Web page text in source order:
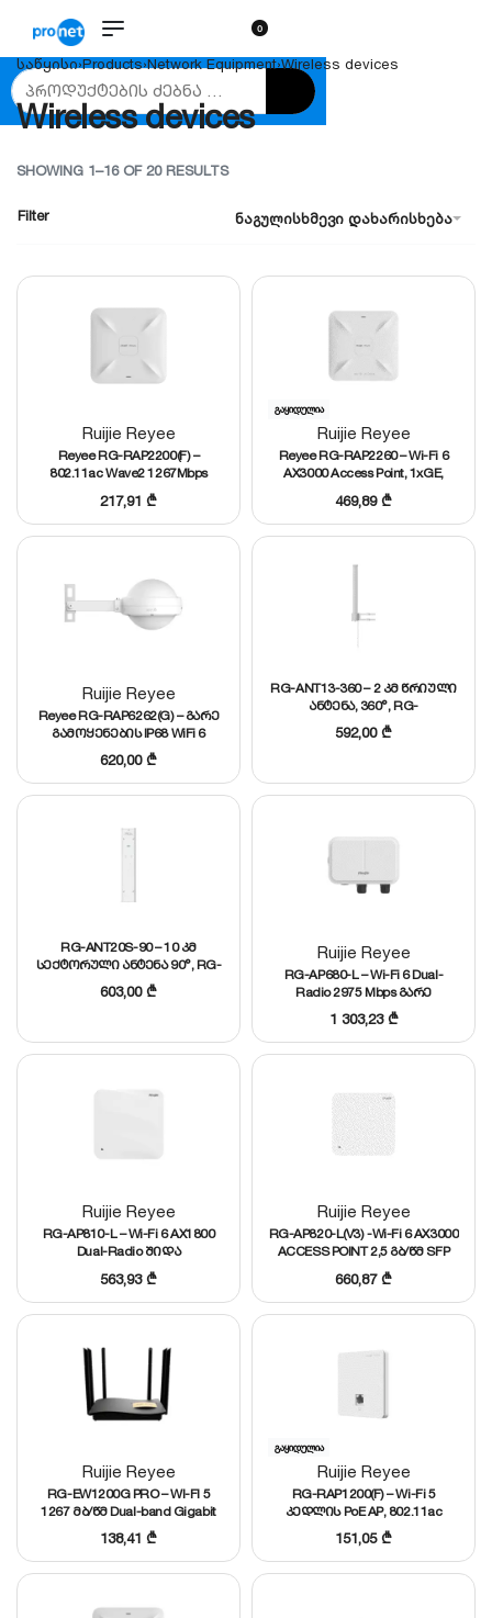
0
საწყისი›Products›Network Equipment›Wireless devices
Wireless devices
SHOWING 1–16 OF 20 RESULTS
ნაგულისხმევი დახარისხება
Filter
Ruijie Reyee
Reyee RG-RAP2200(F) –
802.11ac Wave2 1267Mbps
Access Point, 2xFast Ethernet
პორტით, 110 Users
217,91 ₾
გაყიდულია
Ruijie Reyee
Reyee RG-RAP2260 – Wi-Fi 6
AX3000 Access Point, 1xGE,
1×2.5GE პორტით, 512
მომხმარებლამდეReyee RG-
RAP2260 – Wi-Fi 6 AX3000
პორტით, 512
469,89₾
Ruijie Reyee
Reyee RG-RAP6262(G) – გარე
გამოყენების IP68 WiFi 6
AX1800 Access Point, 2xGigabit
Ports, 512 UsersReyee RG-
RAP6262(G) – გარე
Ports, 512 Users
620,00₾
RG-ANT13-360 – 2 კმ წრიული
ანტენა, 360°, RG-
AirMetro550G-B ბაზისთვის
592,00₾
RG-ANT20S-90 – 10 კმ
სექტორული ანტენა 90°, RG-
AirMetro550G-B ბაზისთვის
603,00₾
Ruijie Reyee
RG-AP680-L – Wi-Fi 6 Dual-
Radio 2975 Mbps გარე
გამოყენების ACCESS POINT
1xGE, 1xGE SFP პორტით, IP68
1 303,23₾
Ruijie Reyee
RG-AP810-L – Wi-Fi 6 AX1800
Dual-Radio შიდა
გამოყენების Access Point,
Layer 3 Roaming, 256 კლიენტი
563,93₾
Ruijie Reyee
RG-AP820-L(V3) -Wi-Fi 6 AX3000
ACCESS POINT 2,5 გბ/წმ SFP
პორტით
660,87₾
Ruijie Reyee
RG-EW1200G PRO – WI-FI 5
1267 მბ/წმ Dual-band Gigabit
Wireless როუტერი, 1xGE
WAN,3xGE LAN პორტით
138,41 ₾
გაყიდულია
Ruijie Reyee
RG-RAP1200(F) – Wi-Fi 5
კედლის PoE AP, 802.11ac
Wave2, 1267Mbps, 1x Fast
Ethernet გამომავალი
პორტით
151,05₾